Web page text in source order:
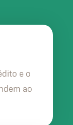
e o
ao